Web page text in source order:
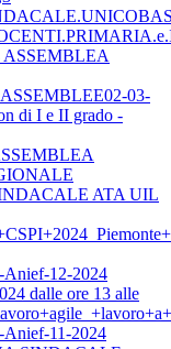
ASSEMBLEA
03-
di I e II grado -
ATA UIL
Anief-12-2024
dalle ore 13 alle
Anief-11-2024